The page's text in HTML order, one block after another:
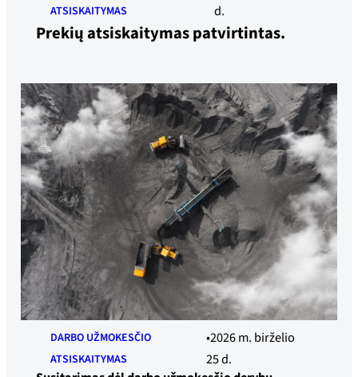
ATSISKAITYMAS
d.
Prekių atsiskaitymas patvirtintas.
DARBO UŽMOKESČIO
ATSISKAITYMAS
2026 m. birželio
25 d.